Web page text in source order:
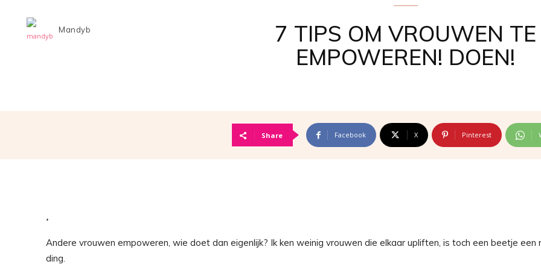
Mandyb
7 TIPS OM VROUWEN TE
EMPOWEREN! DOEN!
Share Facebook X Pinterest
Andere vrouwen empoweren, wie doet dan eigenlijk? Ik ken weinig vrouwen die elkaar upliften, is toch een beetje een
ding.